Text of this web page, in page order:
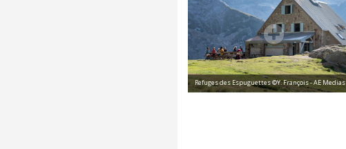
Refuges des Espuguettes ©Y. François - AE Medias